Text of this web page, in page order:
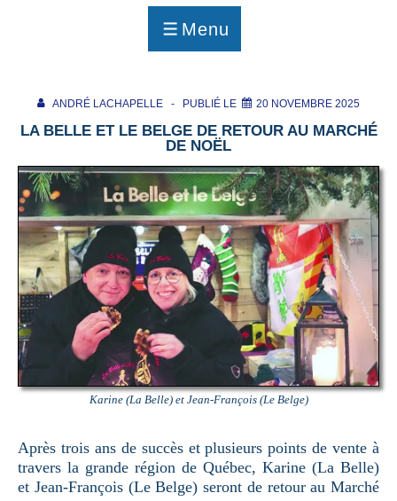
Menu
MENU
ANDRÉ LACHAPELLE PUBLIÉ LE 20 NOVEMBRE 2025
LA BELLE ET LE BELGE DE RETOUR AU MARCHÉ
DE NOËL
Karine (La Belle) et Jean-François (Le Belge)
Après trois ans de succès et plusieurs points de vente à
travers la grande région de Québec, Karine (La Belle)
et Jean-François (Le Belge) seront de retour au Marché